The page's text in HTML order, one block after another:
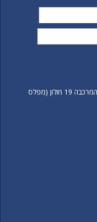
אולם תצוגה, מעבדת שירות ומרכז צלילה: המרכבה 19 חולון (מפלס